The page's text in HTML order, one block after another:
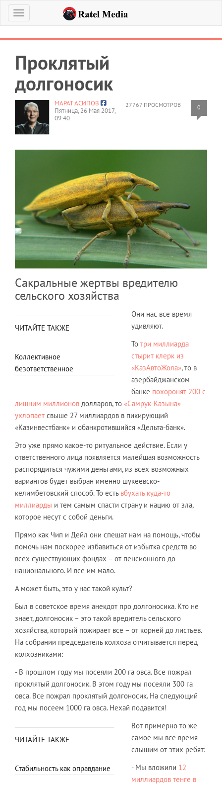
Меню
Проклятый
долгоносик
27767 ПРОСМОТРОВ 0
МАРАТ АСИПОВ
Пятница, 26 Мая 2017,
09:40
Сакральные жертвы вредителю
сельского хозяйства
ЧИТАЙТЕ ТАКЖЕ
Коллективное
безответственное
Они нас все время
удивляют.
То три миллиарда
стырит клерк из
«КазАвтоЖола», то в
азербайджанском
банке похоронят 200 с
лишним миллионов долларов, то «Самрук-Казына»
ухлопает свыше 27 миллиардов в пикирующий
«Казинвестбанк» и обанкротившийся «Дельта-банк».
Это уже прямо какое-то ритуальное действие. Если у
ответственного лица появляется малейшая возможность
распорядиться чужими деньгами, из всех возможных
вариантов будет выбран именно шукеевско-
келимбетовский способ. То есть вбухать куда-то
миллиарды и тем самым спасти страну и нацию от зла,
которое несут с собой деньги.
Прямо как Чип и Дейл они спешат нам на помощь, чтобы
помочь нам поскорее избавиться от избытка средств во
всех существующих фондах – от пенсионного до
национального. И все им мало.
А может быть, это у нас такой культ?
Был в советское время анекдот про долгоносика. Кто не
знает, долгоносик – это такой вредитель сельского
хозяйства, который пожирает все – от корней до листьев.
На собрании председатель колхоза отчитывается перед
колхозниками:
- В прошлом году мы посеяли 200 га овса. Все пожрал
проклятый долгоносик. В этом году мы посеяли 300 га
овса. Все пожрал проклятый долгоносик. На следующий
год мы посеем 1000 га овса. Нехай подавится!
ЧИТАЙТЕ ТАКЖЕ
Стабильность как оправдание
Вот примерно то же
самое мы все время
слышим от этих ребят:
- Мы вложили 12
миллиардов тенге в